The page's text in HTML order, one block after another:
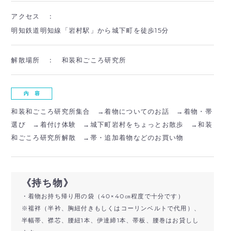
アクセス ：
明知鉄道明知線「岩村駅」から城下町を徒歩15分
解散場所 ： 和装和ごころ研究所
内 容
和装和ごころ研究所集合 →着物についてのお話 →着物・帯
選び →着付け体験 →城下町岩村をちょっとお散歩 →和装
和ごころ研究所解散 →帯・追加着物などのお買い物
《持ち物》
・着物お持ち帰り用の袋（40×40㎝程度で十分です）
※襦袢（半衿、胸紐付きもしくはコーリンベルトで代用）、
半幅帯、襟芯、腰紐1本、伊達締1本、帯板、腰巻はお貸しし